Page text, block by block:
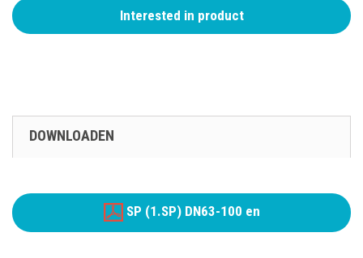
Interested in product
DOWNLOADEN
SP (1.SP) DN63-100 en